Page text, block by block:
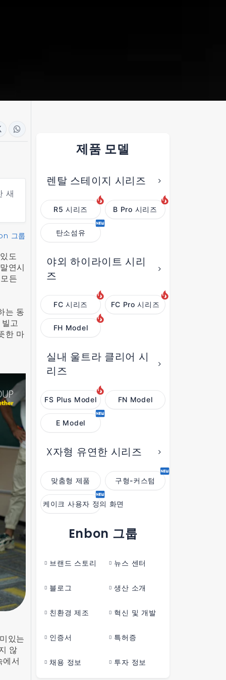
새
그룹
도
연시
든
는 동
고
한 마
있는
않
서
제품 모델
렌탈 스테이지 시리즈
R5 시리즈 B Pro 시리즈
탄소섬유
야외 하이라이트 시리
즈
FC 시리즈 FC Pro 시리즈
FH Model
실내 울트라 클리어 시
리즈
FS Plus Model FN Model
E Model
X자형 유연한 시리즈
맞춤형 제품 구형-커스텀
케이크 사용자 정의 화면
Enbon 그룹
브랜드 스토리 뉴스 센터
블로그 생산 소개
친환경 제조 혁신 및 개발
인증서 특허증
채용 정보 투자 정보